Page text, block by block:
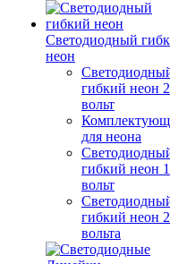
Светодиодный
неон
гибкий неон
вольт
для неона
гибкий неон
вольт
гибкий неон
вольта